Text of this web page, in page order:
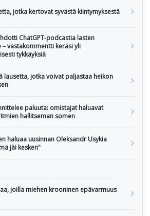
jotka kertovat syvästä kiintymyksestä
ChatGPT-podcastia lasten
– vastakommentti keräsi yli
tykkäyksiä
lausetta, jotka voivat paljastaa heikon
paluuta: omistajat haluavat
hallitseman somen
haluaa uusinnan Oleksandr Usykia
jäi kesken"
joilla miehen krooninen epävarmuus